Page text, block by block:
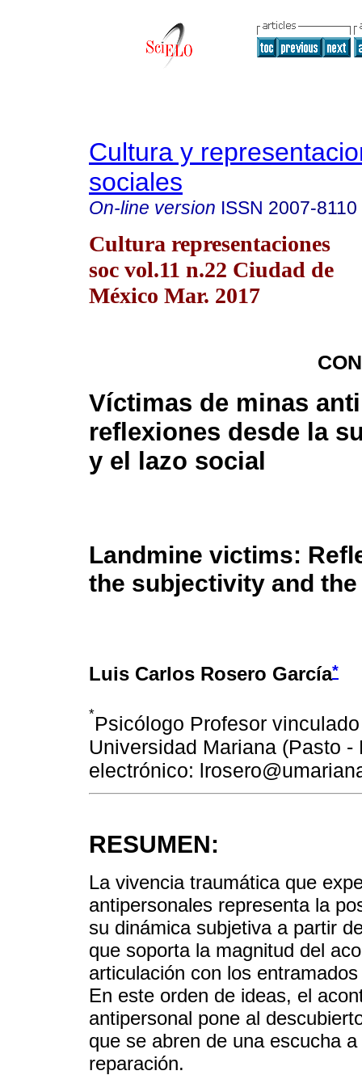
Cultura y
sociales
On-line version ISSN 2007-8110
Cultura representaciones
soc vol.11 n.22 Ciudad de
México Mar. 2017
Víctimas de minas
reflexiones desde la
y el lazo social
Landmine victims:
the subjectivity and
Luis Carlos Rosero García*
*Psicólogo Profesor
Universidad Mariana (Pasto
electrónico:
RESUMEN:
La vivencia traumática que
antipersonales representa la
su dinámica subjetiva a partir
que soporta la magnitud del
articulación con los
En este orden de ideas, el
antipersonal pone al
que se abren de una escucha
reparación.